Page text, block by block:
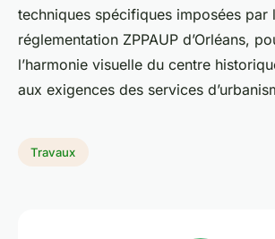
techniques spécifiques imposées par
réglementation ZPPAUP d’Orléans,
l’harmonie visuelle du centre
aux exigences des services
Travaux